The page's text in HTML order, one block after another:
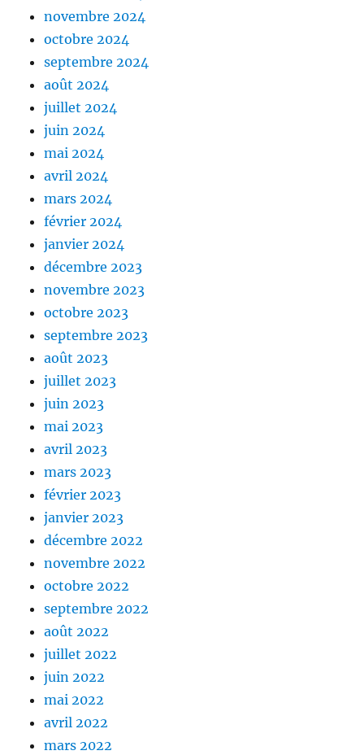
novembre 2024
octobre 2024
septembre 2024
août 2024
juillet 2024
juin 2024
mai 2024
avril 2024
mars 2024
février 2024
janvier 2024
décembre 2023
novembre 2023
octobre 2023
septembre 2023
août 2023
juillet 2023
juin 2023
mai 2023
avril 2023
mars 2023
février 2023
janvier 2023
décembre 2022
novembre 2022
octobre 2022
septembre 2022
août 2022
juillet 2022
juin 2022
mai 2022
avril 2022
mars 2022